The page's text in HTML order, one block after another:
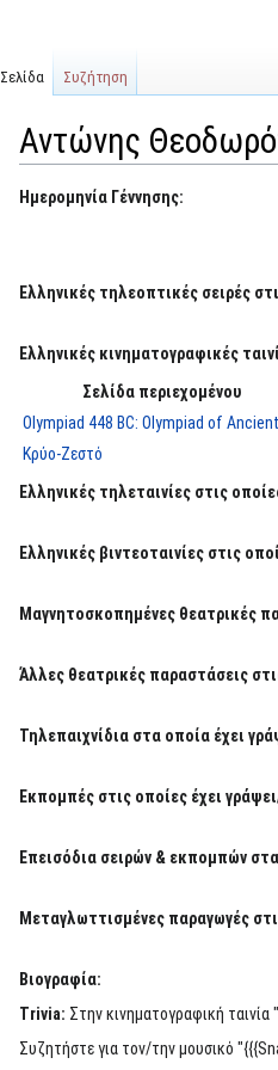
Αντώνης
Μετάβαση
Πήδηση
Ημερομηνία Γέννησης:
Ελληνικές τηλεοπτικές σειρές
Ελληνικές κινηματογραφικές
Σελίδα περιεχομένου
Olympiad 448 BC: Olympiad of
Κρύο-Ζεστό
Ελληνικές τηλεταινίες στις
Ελληνικές βιντεοταινίες στις
Μαγνητοσκοπημένες θεατρικές
Άλλες θεατρικές παραστάσεις
Τηλεπαιχνίδια στα οποία έχει
Εκπομπές στις οποίες έχει
Επεισόδια σειρών & εκπομπών
Μεταγλωττισμένες παραγωγές
Βιογραφία:
Trivia: Στην κινηματογραφική
Συζητήστε για τον/την μουσικό
Σελίδα Συζήτηση